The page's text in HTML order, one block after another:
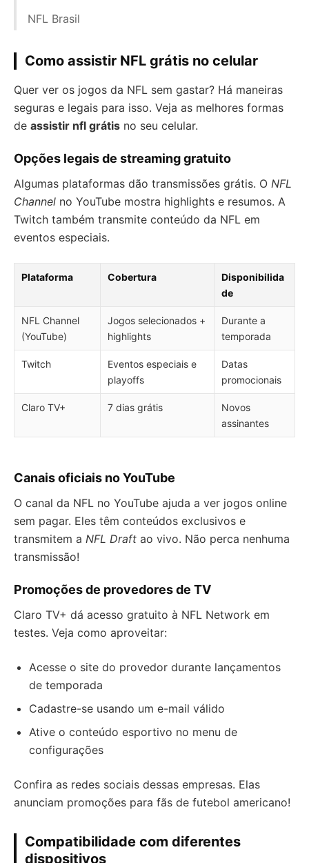
NFL Brasil
Como assistir NFL grátis no celular
Quer ver os jogos da NFL sem gastar? Há maneiras
seguras e legais para isso. Veja as melhores formas
de assistir nfl grátis no seu celular.
Opções legais de streaming gratuito
Algumas plataformas dão transmissões grátis. O NFL
Channel no YouTube mostra highlights e resumos. A
Twitch também transmite conteúdo da NFL em
eventos especiais.
Plataforma Cobertura
Disponibilida
de
NFL Channel
(YouTube)
Jogos selecionados +
highlights
Durante a
temporada
Twitch
Eventos especiais e
playoffs
Datas
promocionais
Claro TV+ 7 dias grátis
Novos
assinantes
Canais oficiais no YouTube
O canal da NFL no YouTube ajuda a ver jogos online
sem pagar. Eles têm conteúdos exclusivos e
transmitem a NFL Draft ao vivo. Não perca nenhuma
transmissão!
Promoções de provedores de TV
Claro TV+ dá acesso gratuito à NFL Network em
testes. Veja como aproveitar:
Acesse o site do provedor durante lançamentos
de temporada
Cadastre-se usando um e-mail válido
Ative o conteúdo esportivo no menu de
configurações
Confira as redes sociais dessas empresas. Elas
anunciam promoções para fãs de futebol americano!
Compatibilidade com diferentes
dispositivos